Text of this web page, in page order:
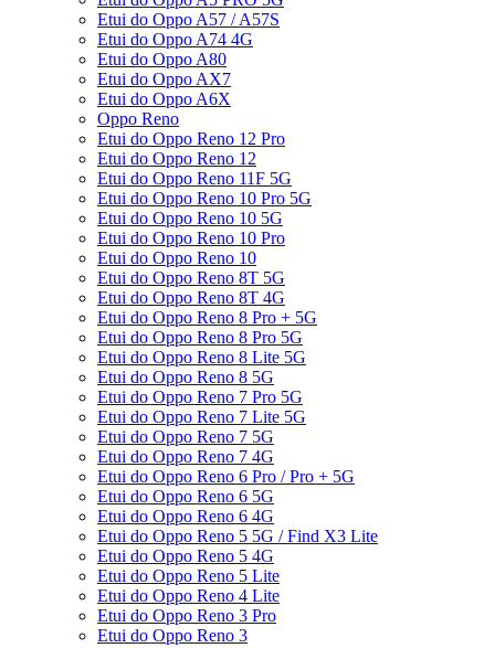
Etui do Oppo A57 / A57S
Etui do Oppo A74 4G
Etui do Oppo A80
Etui do Oppo AX7
Etui do Oppo A6X
Oppo Reno
Etui do Oppo Reno 12 Pro
Etui do Oppo Reno 12
Etui do Oppo Reno 11F 5G
Etui do Oppo Reno 10 Pro 5G
Etui do Oppo Reno 10 5G
Etui do Oppo Reno 10 Pro
Etui do Oppo Reno 10
Etui do Oppo Reno 8T 5G
Etui do Oppo Reno 8T 4G
Etui do Oppo Reno 8 Pro + 5G
Etui do Oppo Reno 8 Pro 5G
Etui do Oppo Reno 8 Lite 5G
Etui do Oppo Reno 8 5G
Etui do Oppo Reno 7 Pro 5G
Etui do Oppo Reno 7 Lite 5G
Etui do Oppo Reno 7 5G
Etui do Oppo Reno 7 4G
Etui do Oppo Reno 6 Pro / Pro + 5G
Etui do Oppo Reno 6 5G
Etui do Oppo Reno 6 4G
Etui do Oppo Reno 5 5G / Find X3 Lite
Etui do Oppo Reno 5 4G
Etui do Oppo Reno 5 Lite
Etui do Oppo Reno 4 Lite
Etui do Oppo Reno 3 Pro
Etui do Oppo Reno 3